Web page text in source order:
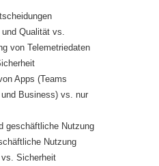
und Qualität vs.
von Telemetriedaten
Apps (Teams
Business) vs. nur
geschäftliche Nutzung
Nutzung
Sicherheit